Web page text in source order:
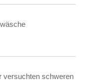
versuchten schweren